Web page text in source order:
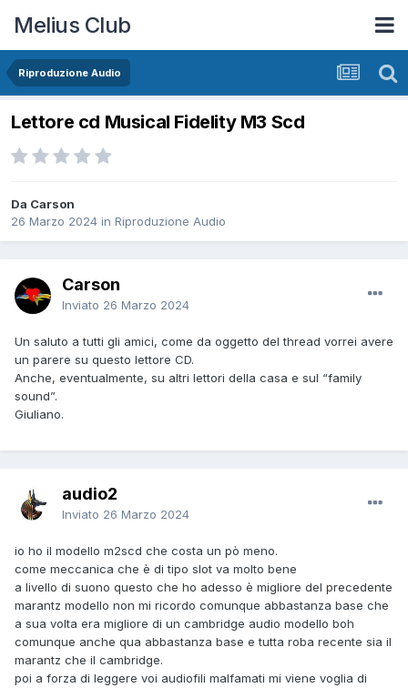
Melius Club
Riproduzione Audio
Lettore cd Musical Fidelity M3 Scd
Da Carson
26 Marzo 2024 in Riproduzione Audio
Carson
Inviato 26 Marzo 2024
Un saluto a tutti gli amici, come da oggetto del thread vorrei avere
un parere su questo lettore CD.
Anche, eventualmente, su altri lettori della casa e sul “family
sound”.
Giuliano.
audio2
Inviato 26 Marzo 2024
io ho il modello m2scd che costa un pò meno.
come meccanica che è di tipo slot va molto bene
a livello di suono questo che ho adesso è migliore del precedente
marantz modello non mi ricordo comunque abbastanza base che
a sua volta era migliore di un cambridge audio modello boh
comunque anche qua abbastanza base e tutta roba recente sia il
marantz che il cambridge.
poi a forza di leggere voi audiofili malfamati mi viene voglia di